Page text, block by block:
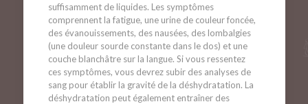
suffisamment de liquides. Les symptômes
comprennent la fatigue, une urine de couleur foncée,
des évanouissements, des nausées, des lombalgies
(une douleur sourde constante dans le dos) et une
couche blanchâtre sur la langue. Si vous ressentez
ces symptômes, vous devrez subir des analyses de
sang pour établir la gravité de la déshydratation. La
déshydratation peut également entraîner des